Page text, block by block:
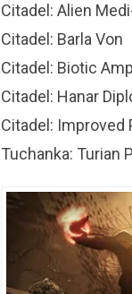
Citadel: Alien
Citadel: Barla Von
Citadel: Biotic
Citadel: Hanar
Citadel: Improved
Tuchanka: Turian